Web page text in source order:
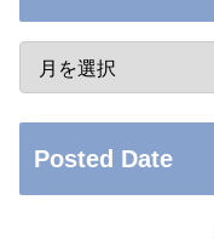
Posted Date